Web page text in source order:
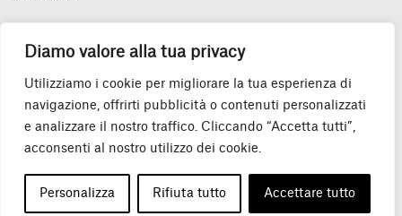
Diamo valore alla tua privacy
Utilizziamo i cookie per migliorare la tua esperienza di
navigazione, offrirti pubblicità o contenuti personalizzati
e analizzare il nostro traffico. Cliccando “Accetta tutti”,
acconsenti al nostro utilizzo dei cookie.
Personalizza Rifiuta tutto Accettare tutto
Un grazie speciale:
Tutti i diritti riservati. Credits